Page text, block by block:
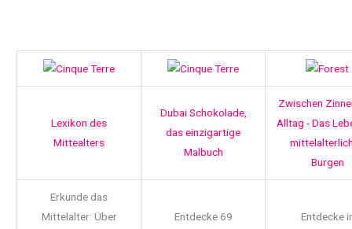
Lexikon des
Mittealters
Dubai Schokolade,
das einzigartige
Malbuch
Zwischen
Alltag - Das
Burgen
Erkunde das
Mittelalter: Über
Entdecke 69
Entdecke